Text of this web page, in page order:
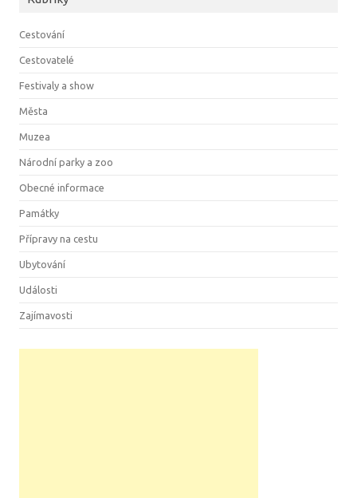
Cestování
Cestovatelé
Festivaly a show
Města
Muzea
Národní parky a zoo
Obecné informace
Památky
Přípravy na cestu
Ubytování
Události
Zajímavosti